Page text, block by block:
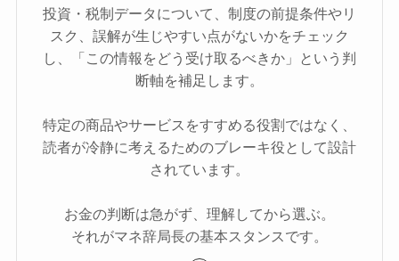
投資・税制データについて、制度の前提条件やリ
スク、誤解が生じやすい点がないかをチェック
し、「この情報をどう受け取るべきか」という判
断軸を補足します。
特定の商品やサービスをすすめる役割ではなく、
読者が冷静に考えるためのブレーキ役として設計
されています。
お金の判断は急がず、理解してから選ぶ。
それがマネ辞局長の基本スタンスです。